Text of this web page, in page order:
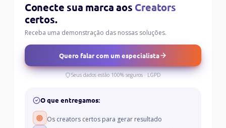
Conecte sua marca aos Creators
certos.
Receba uma demonstração das nossas soluções.
Quero falar com um especialista
Seus dados estão 100% seguros · LGPD
O que entregamos:
Os creators certos para gerar resultado